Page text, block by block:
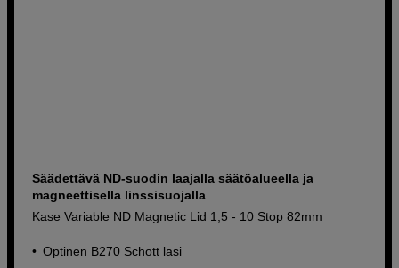
Säädettävä ND-suodin laajalla säätöalueella ja
magneettisella linssisuojalla
Kase Variable ND Magnetic Lid 1,5 - 10 Stop 82mm
Optinen B270 Schott lasi